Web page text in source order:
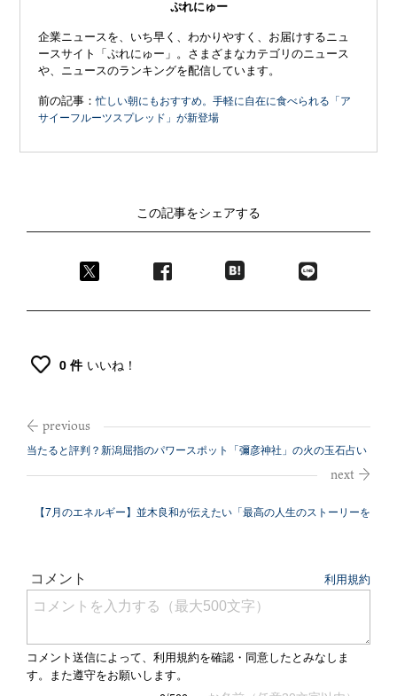
ぷれにゅー
企業ニュースを、いち早く、わかりやすく、お届けするニュ
ースサイト「ぷれにゅー」。さまざまなカテゴリのニュース
や、ニュースのランキングを配信しています。
前の記事：忙しい朝にもおすすめ。手軽に自在に食べられる「ア
サイーフルーツスプレッド」が新登場
この記事をシェアする
0 件 いいね！
当たると評判？新潟屈指のパワースポット「彌彦神社」の火の玉石占い
【7月のエネルギー】並木良和が伝えたい「最高の人生のストーリーを